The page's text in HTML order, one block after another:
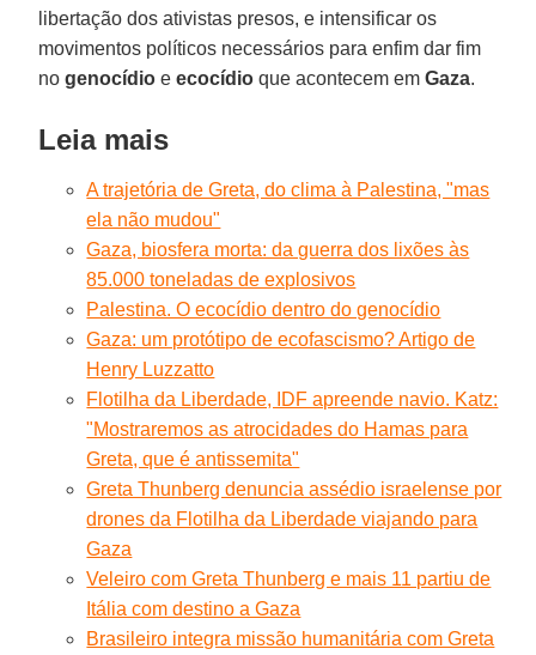
libertação dos ativistas presos, e intensificar os
movimentos políticos necessários para enfim dar fim
nogenocídio eecocídio que acontecem emGaza.
Leia mais
A trajetória de Greta, do clima à Palestina, "mas
ela não mudou"
Gaza, biosfera morta: da guerra dos lixões às
85.000 toneladas de explosivos
Palestina. O ecocídio dentro do genocídio
Gaza: um protótipo de ecofascismo? Artigo de
Henry Luzzatto
Flotilha da Liberdade, IDF apreende navio. Katz:
"Mostraremos as atrocidades do Hamas para
Greta, que é antissemita"
Greta Thunberg denuncia assédio israelense por
drones da Flotilha da Liberdade viajando para
Gaza
Veleiro com Greta Thunberg e mais 11 partiu de
Itália com destino a Gaza
Brasileiro integra missão humanitária com Greta